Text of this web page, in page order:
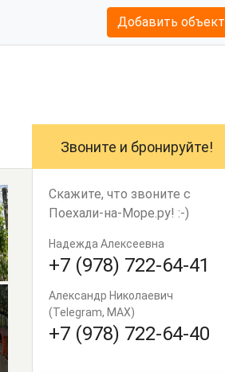
Добавить объект
Звоните и бронируйте!
Скажите, что звоните с
Поехали-на-Море.ру! :-)
Надежда Алексеевна
+7 (978) 722-64-41
Александр Николаевич
(Telegram, MAX)
+7 (978) 722-64-40